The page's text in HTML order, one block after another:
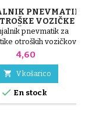
PNEVMATIK
VOZIČKE
BARVE 1
S 3 KOSI
pnevmatik za
otroških vozičkov. 3
plastični deli,
rumena in modra ali 3
( siva ) Pnevmatiko
ročno, brez orodja,
notranje cevi.
Cena
4,60
 V košarico
 En stock